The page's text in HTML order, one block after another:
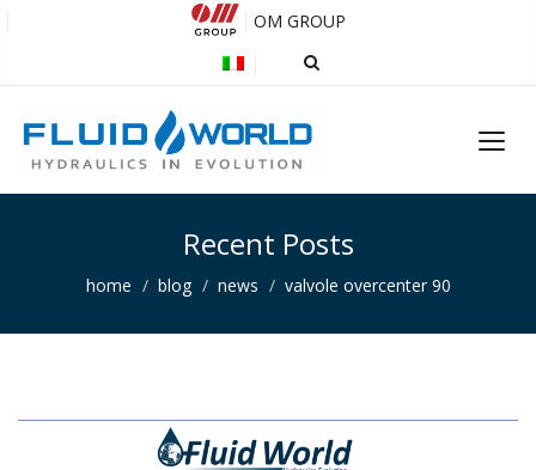
OM GROUP
Recent Posts
home blog news valvole overcenter 90